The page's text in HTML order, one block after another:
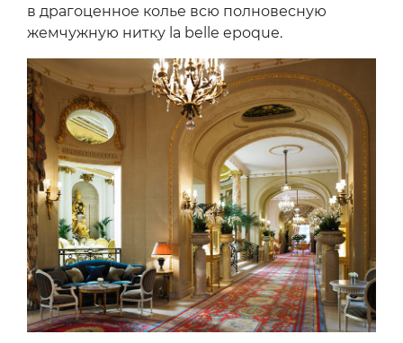
в драгоценное колье всю полновесную
жемчужную нитку la belle epoque.